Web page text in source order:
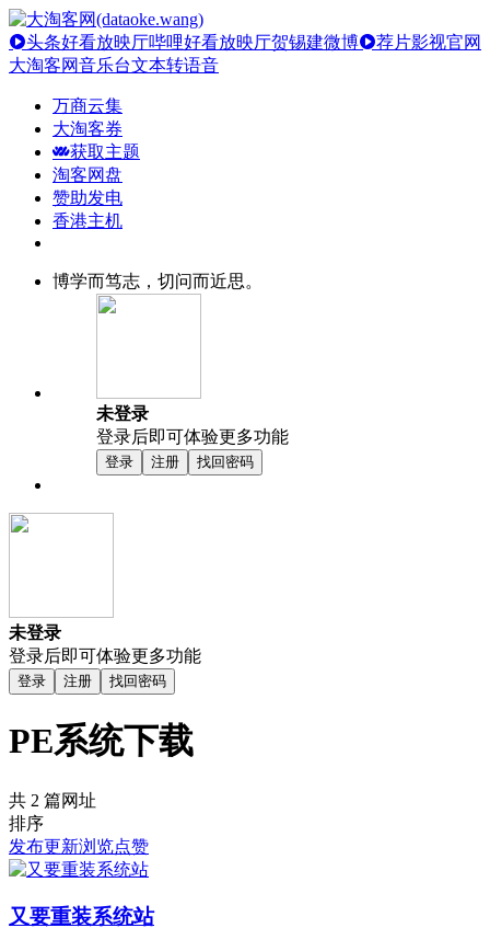
头条好看放映厅哔哩好看放映厅贺锡建微博
荐片影视官网
大淘客网音乐台文本转语音
万商云集
大淘客券
获取主题
淘客网盘
赞助发电
香港主机
博学而笃志，切问而近思。
未登录
登录后即可体验更多功能
登录 注册 找回密码
未登录
登录后即可体验更多功能
登录 注册 找回密码
PE系统下载
共 2 篇网址
排序
发布更新浏览点赞
又要重装系统站